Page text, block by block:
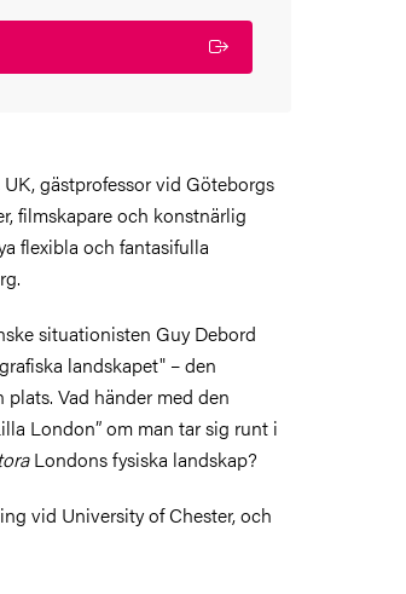
gästprofessor vid Göteborgs
filmskapare och konstnärlig
flexibla och fantasifulla
situationisten Guy Debord
landskapet" – den
Vad händer med den
London” om man tar sig runt i
Londons fysiska landskap?
vid University of Chester, och